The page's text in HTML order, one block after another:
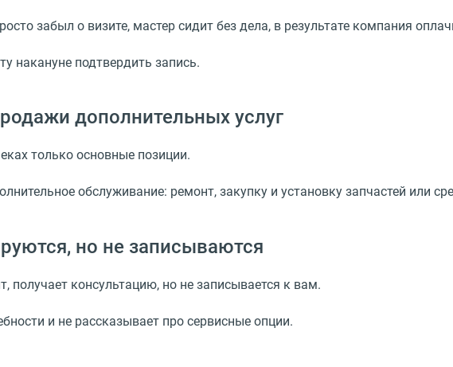
забыл о визите, мастер сидит без дела, в результате компания
накануне подтвердить запись.
дополнительных услуг
только основные позиции.
обслуживание: ремонт, закупку и установку запчастей или
но не записываются
получает консультацию, но не записывается к вам.
и не рассказывает про сервисные опции.